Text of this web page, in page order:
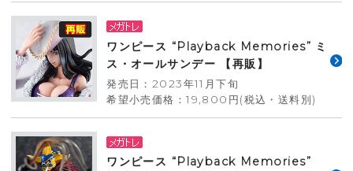
ワンピース “Playback Memories” ミ
ス・オールサンデー 【再販】
発売日：2023年11月下旬
希望小売価格：19,800円(税込・送料別)
ワンピース “Playback Memories”